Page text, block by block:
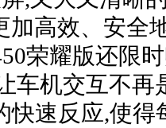
加高效、安全
荣耀版还限
车机交互不再
快速反应,使